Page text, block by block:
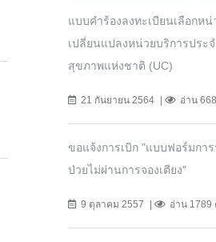
แบบคำร้องลงทะเบียนเลือกหน่
เปลี่ยนแปลงหน่วยบริการประ
สุขภาพแห่งชาติ (UC)
21 กันยายน 2564 อ่าน
ขอแจ้งการเบิก "แบบฟอร์มกา
ป่วยไม่ผ่านการจองเตียง"
9 ตุลาคม 2557 อ่าน 1789